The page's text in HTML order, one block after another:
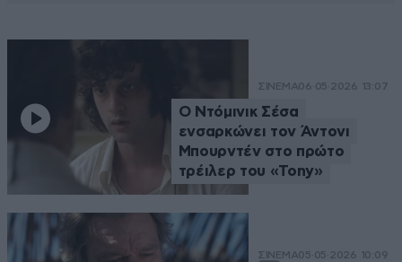
ΣΙΝΕΜΑ06·05·2026 13:07
Ο Ντόμινικ Σέσα
ενσαρκώνει τον Άντονι
Μπουρντέν στο πρώτο
τρέιλερ του «Tony»
ΣΙΝΕΜΑ05·05·2026 10:09